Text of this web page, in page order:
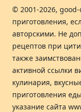
© 2001-2026,
приготовления,
авторскими. Не
рецептов при
также
активной ссылки
кулинария,
приготовления
указание сайта